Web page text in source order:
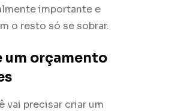
importante e
o resto só se sobrar.
um orçamento
vai precisar criar um